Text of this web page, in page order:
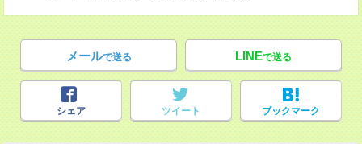
メールで送る LINEで送る
シェア ツイート ブックマーク